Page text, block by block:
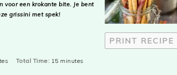
PRINT RECIPE
voor een krokante bite. Je bent
grissini met spek!
Total Time: 15 minutes